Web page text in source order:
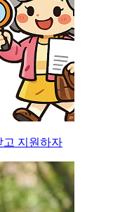
고 지원하자